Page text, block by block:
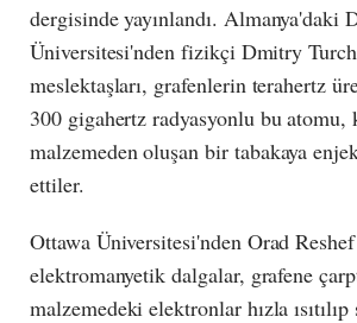
dergisinde yayınlandı. Almanya'daki
Üniversitesi'nden fizikçi Dmitry
meslektaşları, grafenlerin terahertz
300 gigahertz radyasyonlu bu atomu,
malzemeden oluşan bir tabakaya
ettiler.
Ottawa Üniversitesi'nden Orad Reshef
elektromanyetik dalgalar, grafene
malzemedeki elektronlar hızla